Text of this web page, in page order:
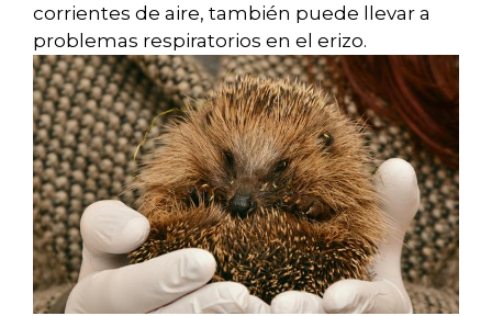
corrientes de aire, también puede llevar a
problemas respiratorios en el erizo.